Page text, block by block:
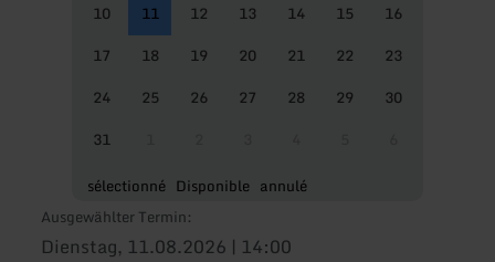
10
11 12 13 14 15
16
17
18 19 20 21 22
23
24
25 26 27 28 29
30
31
sélectionné Disponible annulé
Ausgewählter Termin:
Dienstag, 11.08.2026 | 14:00